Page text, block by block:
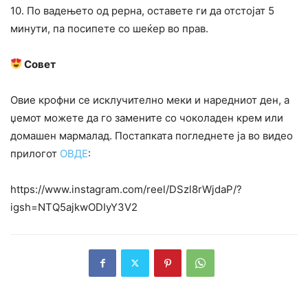
10. По вадењето од рерна, оставете ги да отстојат 5
минути, па посипете со шеќер во прав.
Совет
Овие крофни се исклучително меки и наредниот ден, а
џемот можете да го замените со чоколаден крем или
домашен мармалад. Постапката погледнете ја во видео
прилогот ОВДЕ:
https://www.instagram.com/reel/DSzl8rWjdaP/?
igsh=NTQ5ajkwODIyY3V2